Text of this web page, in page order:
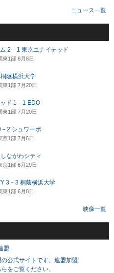
ニュース一覧
2－1 東京ユナイテッド
東1部 8月8日
蔭横浜大学
東1部 7月20日
ド 1－1 EDO
東1部 7月20日
2 シュワーボ
京1部 7月6日
ながわシティ
京1部 6月29日
3－3 桐蔭横浜大学
東1部 6月8日
映像一覧
公式サイトです。連盟加盟
をご覧ください。